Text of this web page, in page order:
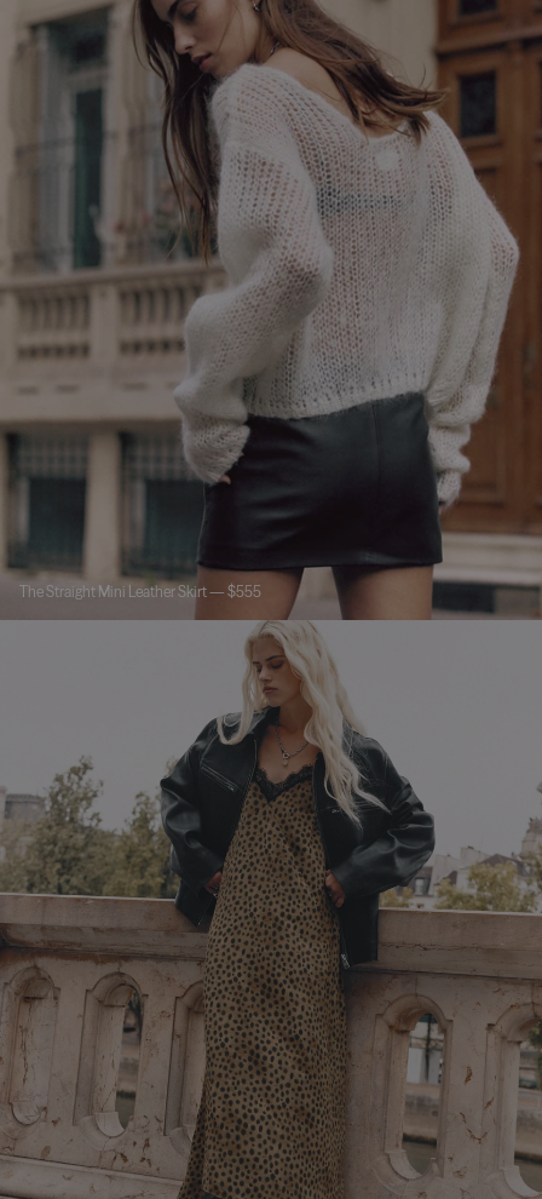
The Straight Mini Leather Skirt — $555